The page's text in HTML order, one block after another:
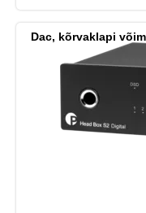
Dac, kõrvaklapi